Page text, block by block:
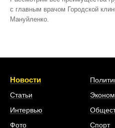
с главным врачом Городской
Мануйленко.
Новости
Статьи
Интервью
Фото
Спорт